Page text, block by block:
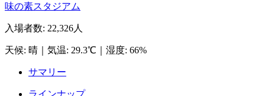
味の素スタジアム
入場者数: 22,326人
天候: 晴 気温: 29.3℃ 湿度: 66%
サマリー
ラインナップ